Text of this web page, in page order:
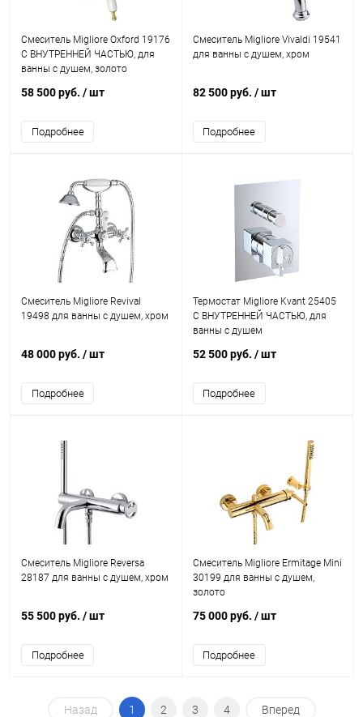
Смеситель Migliore Oxford 19176
С ВНУТРЕННЕЙ ЧАСТЬЮ, для
ванны с душем, золото
58 500 руб. / шт
Подробнее
Смеситель Migliore Vivaldi 19541
для ванны с душем, хром
82 500 руб. / шт
Подробнее
Смеситель Migliore Revival
19498 для ванны с душем, хром
48 000 руб. / шт
Подробнее
Термостат Migliore Kvant 25405
С ВНУТРЕННЕЙ ЧАСТЬЮ, для
ванны с душем
52 500 руб. / шт
Подробнее
Смеситель Migliore Reversa
28187 для ванны с душем, хром
55 500 руб. / шт
Подробнее
Смеситель Migliore Ermitage Mini
30199 для ванны с душем,
золото
75 000 руб. / шт
Подробнее
Назад 1 2 3 4 Вперед